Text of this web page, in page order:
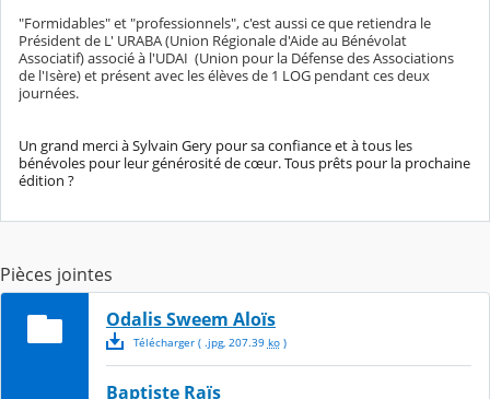
"Formidables" et "professionnels", c'est aussi ce que retiendra le
Président de L' URABA (Union Régionale d'Aide au Bénévolat
Associatif) associé à l'UDAI (Union pour la Défense des Associations
de l'Isère) et présent avec les élèves de 1 LOG pendant ces deux
journées.
Un grand merci à Sylvain Gery pour sa confiance et à tous les
bénévoles pour leur générosité de cœur. Tous prêts pour la prochaine
édition ?
Pièces jointes
Odalis Sweem Aloïs
Télécharger( .jpg, 207.39 ko)
Baptiste Raïs